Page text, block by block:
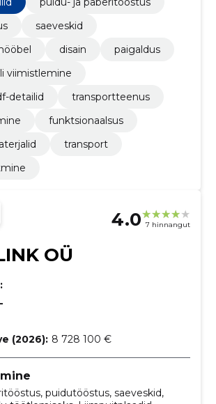
saeveskid
disain
paigaldus
viimistlemine
detailid
transportteenus
funktsionaalsus
transport
4.0 7 hinnangut
OÜ
(2026): 8 728 100 €
puidutööstus, saeveskid,